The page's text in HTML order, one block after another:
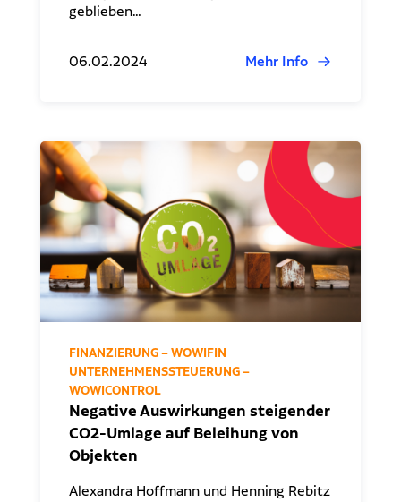
geblieben…
06.02.2024 Mehr Info
FINANZIERUNG – WOWIFIN
UNTERNEHMENSSTEUERUNG –
WOWICONTROL
Negative Auswirkungen steigender
CO2-Umlage auf Beleihung von
Objekten
Alexandra Hoffmann und Henning Rebitz